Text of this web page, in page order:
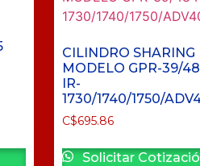
CILINDRO SHARING
MODELO GPR-39/
IR-
1730/1740/1750/
C$695.86
Solicitar